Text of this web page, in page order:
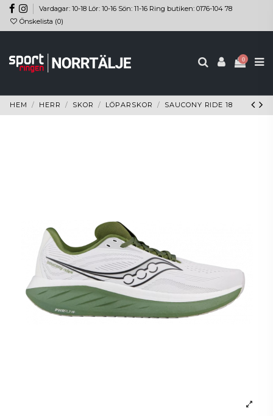
Vardagar: 10-18 Lör: 10-16 Sön: 11-16 Ring butiken: 0176-104 78
Önskelista (0)
0
HEM HERR SKOR LÖPARSKOR SAUCONY RIDE 18